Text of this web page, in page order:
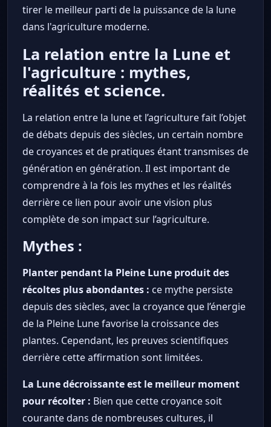
tirer le meilleur parti de la puissance de la lune
dans l'agriculture moderne.
La relation entre la Lune et
l'agriculture : mythes,
réalités et science.
La relation entre la lune et l’agriculture fait l’objet
de débats depuis des siècles, un certain nombre
de croyances et de pratiques étant transmises de
génération en génération. Il est important de
comprendre à la fois les mythes et les réalités
derrière ce lien pour avoir une vision plus
complète de son impact sur l’agriculture.
Mythes :
Planter pendant la Pleine Lune produit des
récoltes plus abondantes : ce mythe persiste
depuis des siècles, avec la croyance que l’énergie
de la Pleine Lune favorise la croissance des
plantes. Cependant, les preuves scientifiques
derrière cette affirmation sont limitées.
La Lune décroissante est le meilleur moment
pour récolter : Bien que cette croyance soit
courante dans de nombreuses cultures, il